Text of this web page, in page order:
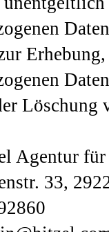
Löschung
Agentur
33,